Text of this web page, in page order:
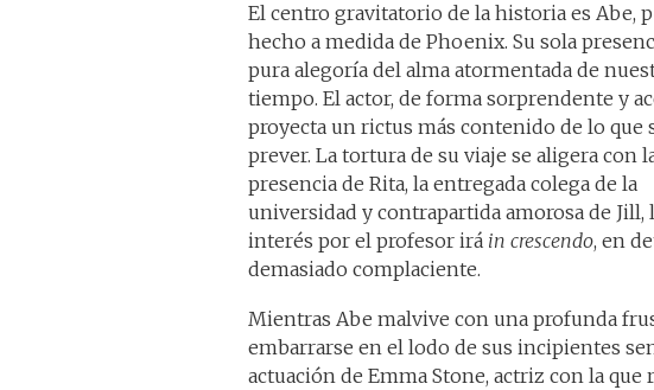
El centro gravitatorio de la historia es Abe,
hecho a medida de Phoenix. Su sola
pura alegoría del alma atormentada de
tiempo. El actor, de forma sorprendente y
proyecta un rictus más contenido de lo que
prever. La tortura de su viaje se aligera con
presencia de Rita, la entregada colega de la
universidad y contrapartida amorosa de
interés por el profesor irá in crescendo, en
demasiado complaciente.
Mientras Abe malvive con una profunda
embarrarse en el lodo de sus incipientes
actuación de Emma Stone, actriz con la